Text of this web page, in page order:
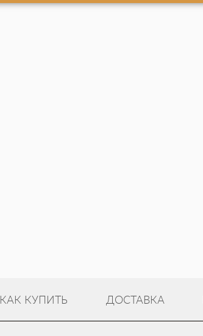
КАК КУПИТЬ ДОСТАВКА